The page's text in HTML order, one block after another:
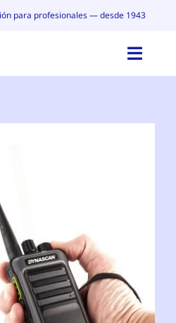
para profesionales — desde 1943